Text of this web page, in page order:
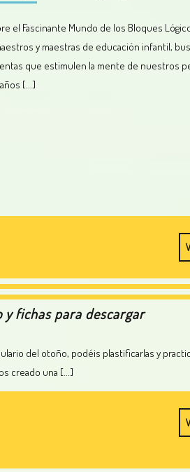
y maestras de educación infantil,
que estimulen la mente de nuestros
[...]
y fichas para descargar
creado una [...]